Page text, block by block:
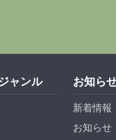
ャンル お知ら
新着情報
お知らせ